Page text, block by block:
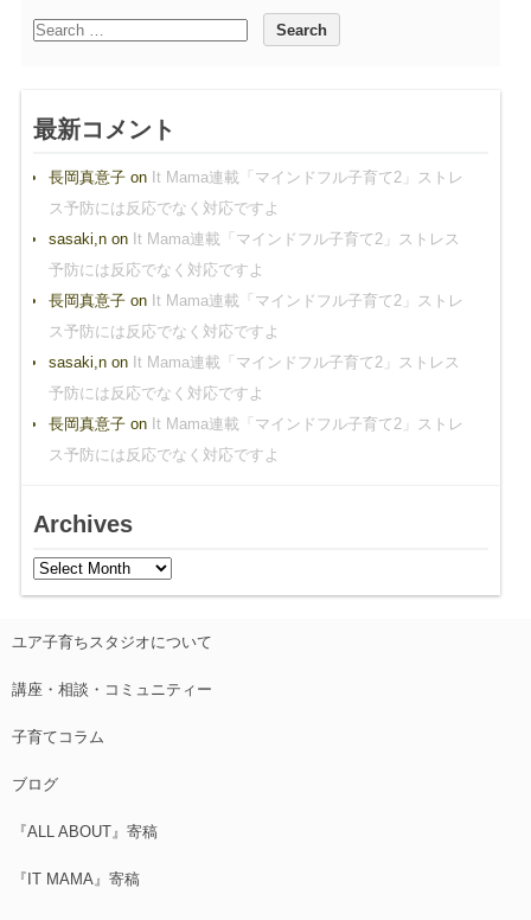
最新コメント
長岡真意子on It Mama連載「マインドフル子育て2」ストレ
ス予防には反応でなく対応ですよ
sasaki,non It Mama連載「マインドフル子育て2」ストレス
予防には反応でなく対応ですよ
長岡真意子on It Mama連載「マインドフル子育て2」ストレ
ス予防には反応でなく対応ですよ
sasaki,non It Mama連載「マインドフル子育て2」ストレス
予防には反応でなく対応ですよ
長岡真意子on It Mama連載「マインドフル子育て2」ストレ
ス予防には反応でなく対応ですよ
Archives
ユア子育ちスタジオについて
講座・相談・コミュニティー
子育てコラム
ブログ
『ALL ABOUT』寄稿
『IT MAMA』寄稿